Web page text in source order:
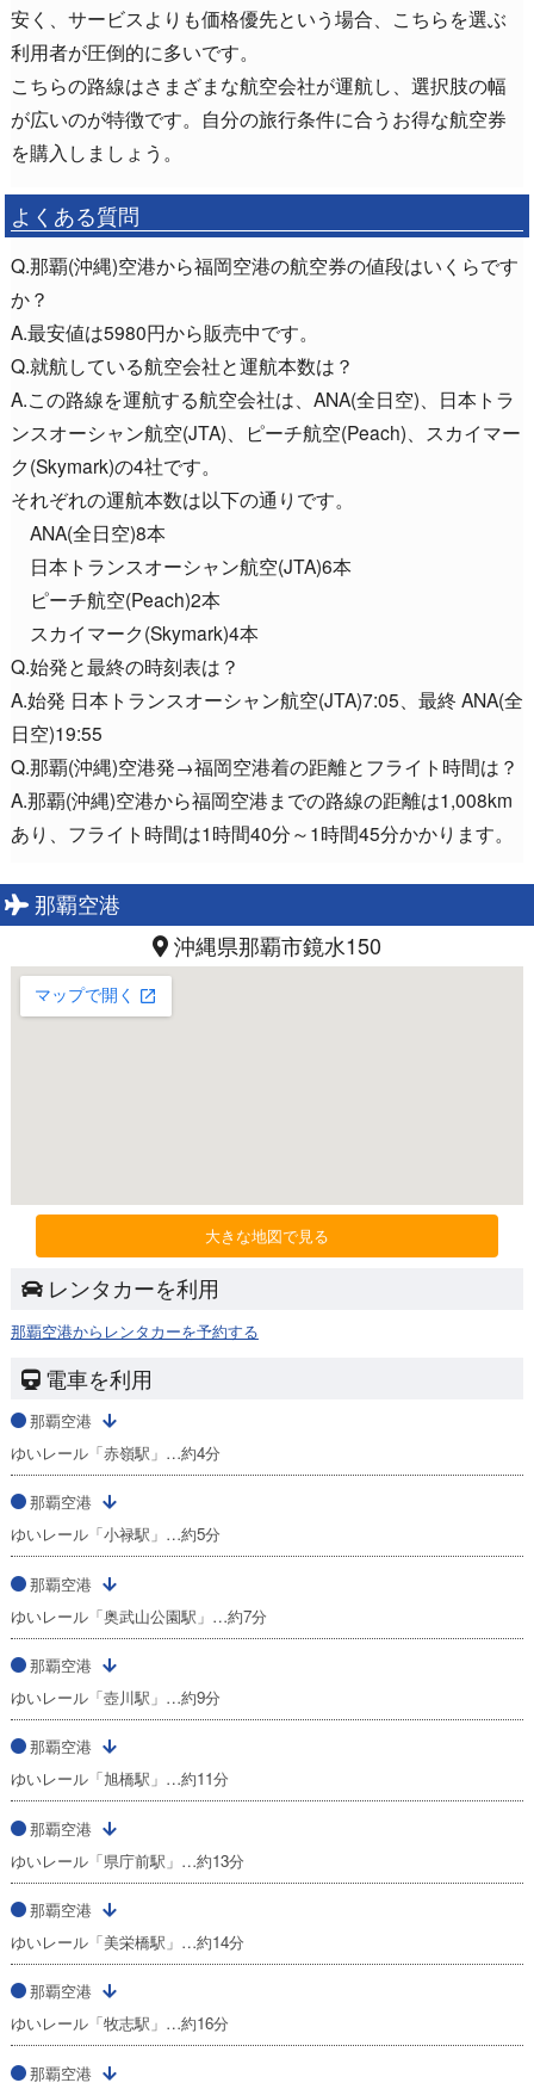
安く、サービスよりも価格優先という場合、こちらを選ぶ
利用者が圧倒的に多いです。
こちらの路線はさまざまな航空会社が運航し、選択肢の幅
が広いのが特徴です。自分の旅行条件に合うお得な航空券
を購入しましょう。
よくある質問
Q.那覇(沖縄)空港から福岡空港の航空券の値段はいくらです
か？
A.最安値は5980円から販売中です。
Q.就航している航空会社と運航本数は？
A.この路線を運航する航空会社は、ANA(全日空)、日本トラ
ンスオーシャン航空(JTA)、ピーチ航空(Peach)、スカイマー
ク(Skymark)の4社です。
それぞれの運航本数は以下の通りです。
ANA(全日空)8本
日本トランスオーシャン航空(JTA)6本
ピーチ航空(Peach)2本
スカイマーク(Skymark)4本
Q.始発と最終の時刻表は？
A.始発 日本トランスオーシャン航空(JTA)7:05、最終 ANA(全
日空)19:55
Q.那覇(沖縄)空港発→福岡空港着の距離とフライト時間は？
A.那覇(沖縄)空港から福岡空港までの路線の距離は1,008km
あり、フライト時間は1時間40分～1時間45分かかります。
那覇空港
沖縄県那覇市鏡水150
大きな地図で見る
レンタカーを利用
那覇空港からレンタカーを予約する
電車を利用
那覇空港
ゆいレール「赤嶺駅」…約4分
那覇空港
ゆいレール「小禄駅」…約5分
那覇空港
ゆいレール「奥武山公園駅」…約7分
那覇空港
ゆいレール「壺川駅」…約9分
那覇空港
ゆいレール「旭橋駅」…約11分
那覇空港
ゆいレール「県庁前駅」…約13分
那覇空港
ゆいレール「美栄橋駅」…約14分
那覇空港
ゆいレール「牧志駅」…約16分
那覇空港